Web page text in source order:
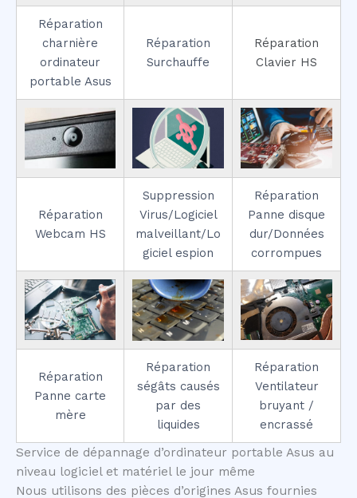
Réparation
charnière
ordinateur
portable Asus
Réparation
Surchauffe
Réparation
Clavier HS
Réparation
Webcam HS
Suppression
Virus/Logiciel
malveillant/Lo
giciel espion
Réparation
Panne disque
dur/Données
corrompues
Réparation
Panne carte
mère
Réparation
ségâts causés
par des
liquides
Réparation
Ventilateur
bruyant /
encrassé
Service de dépannage d’ordinateur portable Asus au
niveau logiciel et matériel le jour même
Nous utilisons des pièces d’origines Asus fournies